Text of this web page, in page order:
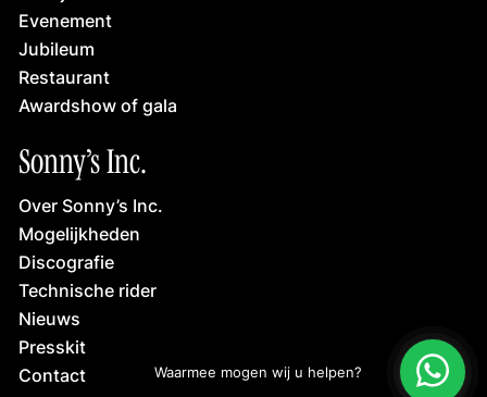
Evenement
Jubileum
Restaurant
Awardshow of gala
Sonny’s Inc.
Over Sonny’s Inc.
Mogelijkheden
Discografie
Technische rider
Nieuws
Presskit
Contact